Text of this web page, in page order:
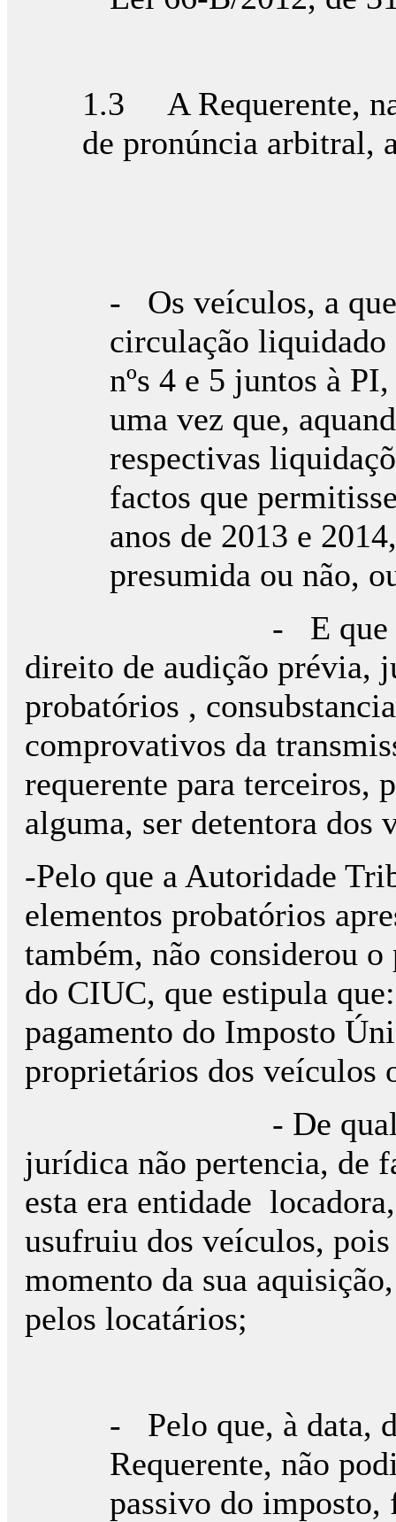
1.3 A Requerente,
de pronúncia arbitral,
- Os veículos, a
circulação liquidado
nºs 4 e 5 juntos à
uma vez que,
respectivas
factos que
anos de 2013 e
presumida ou não,
- E que a
direito de audição prévia,
probatórios ,
comprovativos da
requerente para terceiros,
alguma, ser detentora dos
-Pelo que a Autoridade
elementos probatórios
também, não considerou o
do CIUC, que estipula
pagamento do Imposto
proprietários dos veículos
- De qualquer
jurídica não pertencia, de
esta era entidade
usufruiu dos veículos,
momento da sua
pelos locatários;
- Pelo que, à data,
Requerente, não
passivo do imposto,